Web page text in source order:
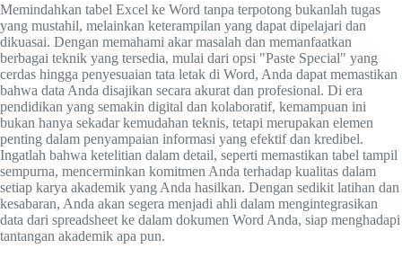
Memindahkan tabel Excel ke Word tanpa terpotong bukanlah tugas
yang mustahil, melainkan keterampilan yang dapat dipelajari dan
dikuasai. Dengan memahami akar masalah dan memanfaatkan
berbagai teknik yang tersedia, mulai dari opsi "Paste Special" yang
cerdas hingga penyesuaian tata letak di Word, Anda dapat memastikan
bahwa data Anda disajikan secara akurat dan profesional. Di era
pendidikan yang semakin digital dan kolaboratif, kemampuan ini
bukan hanya sekadar kemudahan teknis, tetapi merupakan elemen
penting dalam penyampaian informasi yang efektif dan kredibel.
Ingatlah bahwa ketelitian dalam detail, seperti memastikan tabel tampil
sempurna, mencerminkan komitmen Anda terhadap kualitas dalam
setiap karya akademik yang Anda hasilkan. Dengan sedikit latihan dan
kesabaran, Anda akan segera menjadi ahli dalam mengintegrasikan
data dari spreadsheet ke dalam dokumen Word Anda, siap menghadapi
tantangan akademik apa pun.